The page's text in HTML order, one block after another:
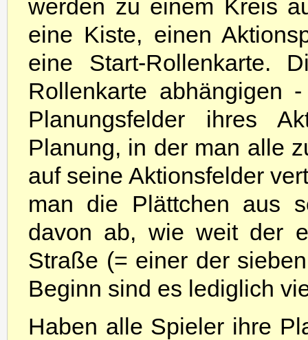
werden zu einem Kreis
eine Kiste, einen
eine Start-Rollenkarte.
Rollenkarte abhängigen
Planungsfelder ihres
Planung, in der man alle
auf seine Aktionsfelder
man die Plättchen aus
davon ab, wie weit der
Straße (= einer der
Beginn sind es lediglich
Haben alle Spieler ihre